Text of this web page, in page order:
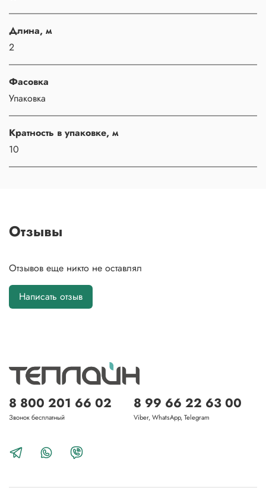
Длина, м
2
Фасовка
Упаковка
Кратность в упаковке, м
10
Отзывы
Отзывов еще никто не оставлял
Написать отзыв
8 800 201 66 02
Звонок бесплатный
8 99 66 22 63 00
Viber, WhatsApp, Telegram